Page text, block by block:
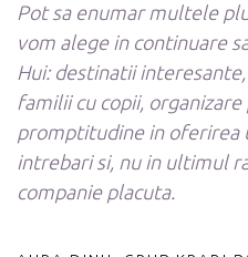
Pot sa enumar multele
vom alege in continuare
Hui: destinatii
familii cu copii,
promptitudine in oferirea
intrebari si, nu in ultimul
companie placuta.